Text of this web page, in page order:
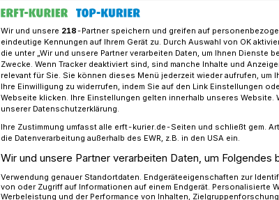
so laut, als der Wasserturm gesprengt wurde"
laut, als der
gesprengt
Wir und unsere 218-Partner speichern und greifen auf
eindeutige Kennungen auf Ihrem Gerät zu. Durch Auswahl von OK
die unter „Wir und unsere Partner verarbeiten Daten, um Ihnen Dienste
Zwecke. Wenn Tracker deaktiviert sind, sind manche Inhalte und
relevant für Sie. Sie können dieses Menü jederzeit wieder aufrufen, um
Ihre Einwilligung zu widerrufen, indem Sie auf den Link Einstellungen
Webseite klicken. Ihre Einstellungen gelten innerhalb unseres Website.
unserer Datenschutzerklärung.
Ihre Zustimmung umfasst alle erft-kurier.de-Seiten und schließt gem.
die Datenverarbeitung außerhalb des EWR, z.B. in den USA ein.
Wir und unsere Partner verarbeiten Daten, um Folgendes
Verwendung genauer Standortdaten. Endgeräteeigenschaften zur
von oder Zugriff auf Informationen auf einem Endgerät. Personalisierte
Werbeleistung und der Performance von Inhalten,